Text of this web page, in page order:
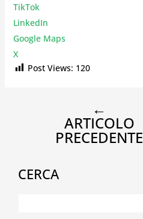
TikTok
LinkedIn
Google Maps
X
Post Views: 120
←
ARTICOLO
PRECEDENTE
CERCA